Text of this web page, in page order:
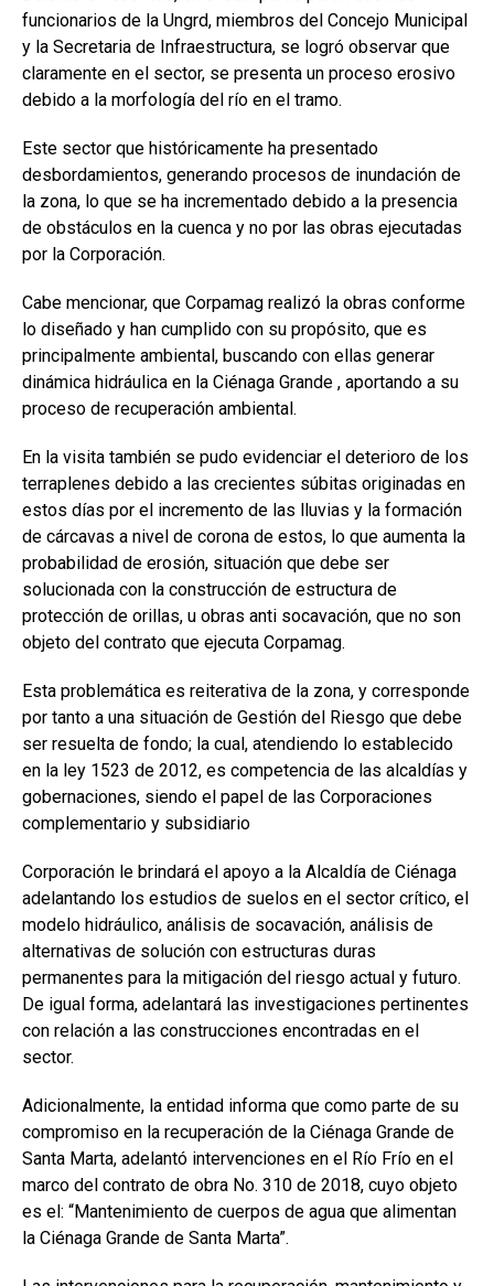
funcionarios de la Ungrd, miembros del Concejo Municipal
y la Secretaria de Infraestructura, se logró observar que
claramente en el sector, se presenta un proceso erosivo
debido a la morfología del río en el tramo.
Este sector que históricamente ha presentado
desbordamientos, generando procesos de inundación de
la zona, lo que se ha incrementado debido a la presencia
de obstáculos en la cuenca y no por las obras ejecutadas
por la Corporación.
Cabe mencionar, que Corpamag realizó la obras conforme
lo diseñado y han cumplido con su propósito, que es
principalmente ambiental, buscando con ellas generar
dinámica hidráulica en la Ciénaga Grande , aportando a su
proceso de recuperación ambiental.
En la visita también se pudo evidenciar el deterioro de los
terraplenes debido a las crecientes súbitas originadas en
estos días por el incremento de las lluvias y la formación
de cárcavas a nivel de corona de estos, lo que aumenta la
probabilidad de erosión, situación que debe ser
solucionada con la construcción de estructura de
protección de orillas, u obras anti socavación, que no son
objeto del contrato que ejecuta Corpamag.
Esta problemática es reiterativa de la zona, y corresponde
por tanto a una situación de Gestión del Riesgo que debe
ser resuelta de fondo; la cual, atendiendo lo establecido
en la ley 1523 de 2012, es competencia de las alcaldías y
gobernaciones, siendo el papel de las Corporaciones
complementario y subsidiario
Corporación le brindará el apoyo a la Alcaldía de Ciénaga
adelantando los estudios de suelos en el sector crítico, el
modelo hidráulico, análisis de socavación, análisis de
alternativas de solución con estructuras duras
permanentes para la mitigación del riesgo actual y futuro.
De igual forma, adelantará las investigaciones pertinentes
con relación a las construcciones encontradas en el
sector.
Adicionalmente, la entidad informa que como parte de su
compromiso en la recuperación de la Ciénaga Grande de
Santa Marta, adelantó intervenciones en el Río Frío en el
marco del contrato de obra No. 310 de 2018, cuyo objeto
es el: “Mantenimiento de cuerpos de agua que alimentan
la Ciénaga Grande de Santa Marta”.